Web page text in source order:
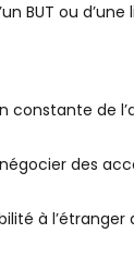
BUT ou
de
des
à